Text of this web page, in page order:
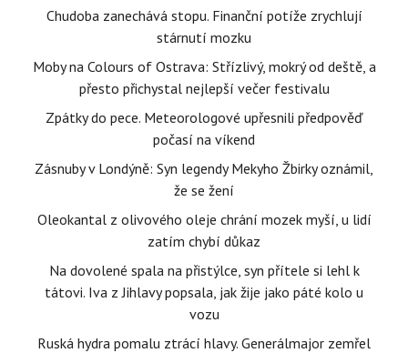
Chudoba zanechává stopu. Finanční potíže zrychlují
stárnutí mozku
Moby na Colours of Ostrava: Střízlivý, mokrý od deště, a
přesto přichystal nejlepší večer festivalu
Zpátky do pece. Meteorologové upřesnili předpověď
počasí na víkend
Zásnuby v Londýně: Syn legendy Mekyho Žbirky oznámil,
že se žení
Oleokantal z olivového oleje chrání mozek myší, u lidí
zatím chybí důkaz
Na dovolené spala na přistýlce, syn přítele si lehl k
tátovi. Iva z Jihlavy popsala, jak žije jako páté kolo u
vozu
Ruská hydra pomalu ztrácí hlavy. Generálmajor zemřel